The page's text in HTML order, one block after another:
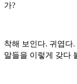
가?
착해 보인다. 귀엽다
말들을 이렇게 갖다